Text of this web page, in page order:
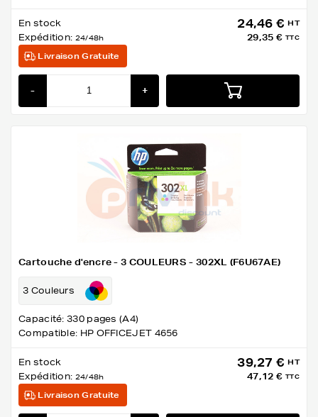
En stock
Expédition: 24/48h
24,46 € HT
29,35 € TTC
Livraison Gratuite
- +
Cartouche d'encre - 3 COULEURS - 302XL (F6U67AE)
3 Couleurs
Capacité: 330 pages (A4)
Compatible: HP OFFICEJET 4656
En stock
Expédition: 24/48h
39,27 € HT
47,12 € TTC
Livraison Gratuite